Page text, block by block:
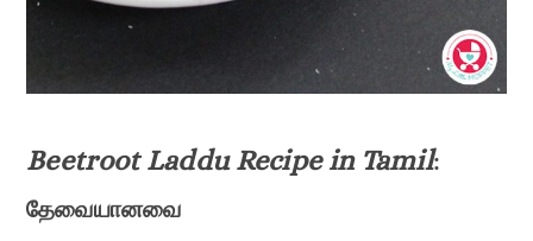
Beetroot Laddu Recipe in Tamil:
தேவையானவை